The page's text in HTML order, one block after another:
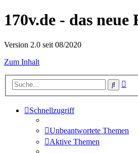
170v.de - das neue
Version 2.0 seit 08/2020
Zum Inhalt
Suche
Schnellzugriff
Unbeantwortete Themen
Aktive Themen